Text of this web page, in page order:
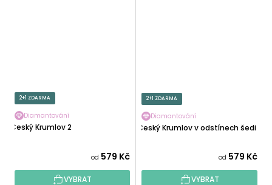
2+1 ZDARMA
Diamantování
Český Krumlov 2
od 579 Kč
VYBRAT
2+1 ZDARMA
Diamantování
Český Krumlov v odstínech šedi
od 579 Kč
VYBRAT